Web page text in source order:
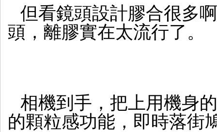
但看鏡頭設計膠合很多
頭，離膠實在太流行了。
相機到手，把上用機身
的顆粒感功能，即時落街